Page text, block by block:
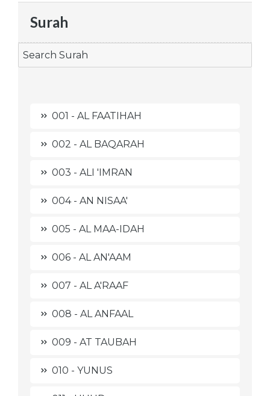
Surah
001 - AL FAATIHAH
002 - AL BAQARAH
003 - ALI 'IMRAN
004 - AN NISAA'
005 - AL MAA-IDAH
006 - AL AN'AAM
007 - AL A'RAAF
008 - AL ANFAAL
009 - AT TAUBAH
010 - YUNUS